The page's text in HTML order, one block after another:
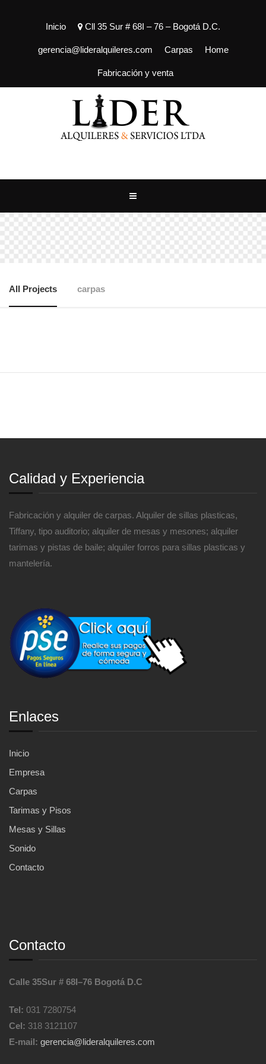
Inicio Cll 35 Sur # 68I – 76 – Bogotá D.C.
gerencia@lideralquileres.com Carpas Home
Fabricación y venta
All Projects carpas
Calidad y Experiencia
Fabricación y alquiler de carpas. Alquiler de sillas plasticas,
Tiffany, tipo auditorio; alquiler de mesas y mesones; alquiler
tarimas y pistas de baile; alquiler forros para sillas plasticas y
mantelería.
Enlaces
Inicio
Empresa
Carpas
Tarimas y Pisos
Mesas y Sillas
Sonido
Contacto
Contacto
Calle 35Sur # 68I–76 Bogotá D.C
Tel: 031 7280754
Cel: 318 3121107
E-mail: gerencia@lideralquileres.com